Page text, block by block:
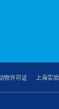
物许可证 上海实